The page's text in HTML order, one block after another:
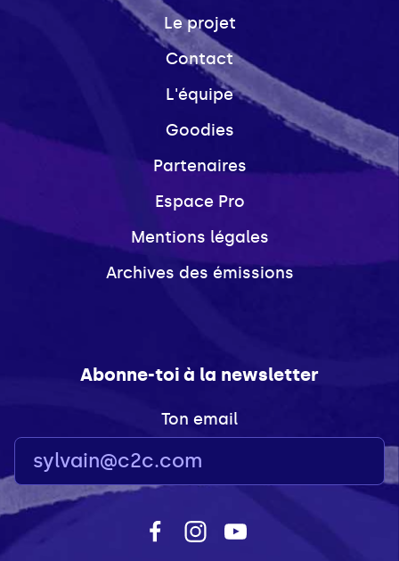
Le projet
Contact
L'équipe
Goodies
Partenaires
Espace Pro
Mentions légales
Archives des émissions
Abonne-toi à la newsletter
Ton email